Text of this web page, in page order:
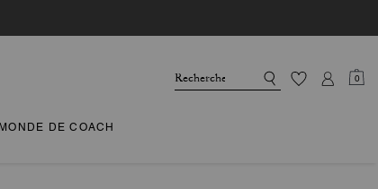
0
DE COACH